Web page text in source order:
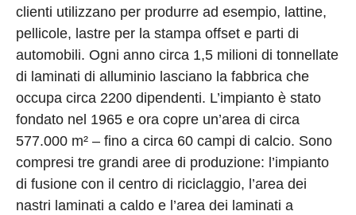
clienti utilizzano per produrre ad esempio, lattine,
pellicole, lastre per la stampa offset e parti di
automobili. Ogni anno circa 1,5 milioni di tonnellate
di laminati di alluminio lasciano la fabbrica che
occupa circa 2200 dipendenti. L’impianto è stato
fondato nel 1965 e ora copre un’area di circa
577.000 m² – fino a circa 60 campi di calcio. Sono
compresi tre grandi aree di produzione: l’impianto
di fusione con il centro di riciclaggio, l’area dei
nastri laminati a caldo e l’area dei laminati a